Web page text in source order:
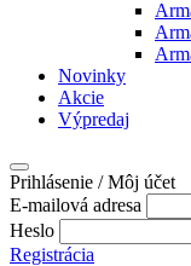
Novinky
Akcie
Výpredaj
Prihlásenie / Môj účet
E-mailová adresa
Heslo
Registrácia